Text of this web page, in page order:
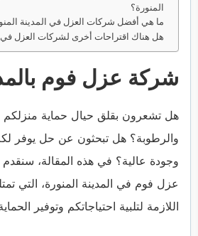
المنورة؟
ما هي أفضل شركات العزل في المدينة
هل هناك اقتراحات أخرى لشركات العزل في
شركة عزل فوم
هل تشعرون بقلق حيال حماية منزلكم
والرطوبة؟ هل تبحثون عن حل يوفر
وجودة عالية؟ في هذه المقالة،
عزل فوم في المدينة المنورة، التي
اللازمة لتلبية احتياجاتكم وتوفير